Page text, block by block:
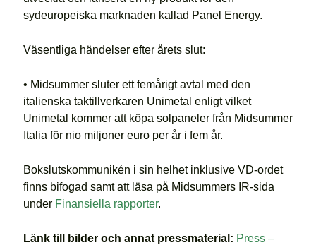
sydeuropeiska marknaden kallad Panel Energy.
Väsentliga händelser efter årets slut:
• Midsummer sluter ett femårigt avtal med den
italienska taktillverkaren Unimetal enligt vilket
Unimetal kommer att köpa solpaneler från Midsummer
Italia för nio miljoner euro per år i fem år.
Bokslutskommunikén i sin helhet inklusive VD-ordet
finns bifogad samt att läsa på Midsummers IR-sida
under Finansiella rapporter.
Länk till bilder och annat pressmaterial: Press –